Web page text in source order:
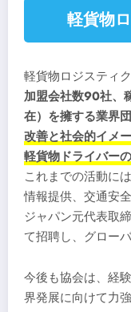
軽貨物
軽貨物ロジスティ
加盟会社数90社
在）を擁する業界団
改善と社会的イメ
軽貨物ドライバー
これまでの活動に
情報提供、交通安
ジャパン元代表取
て招聘し、グロー
今後も協会は、経
界発展に向けて力